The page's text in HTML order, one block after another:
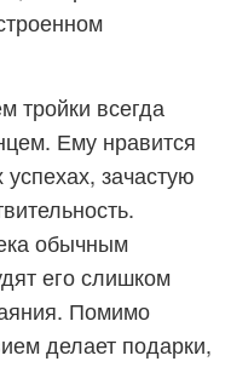
тройки всегда
Ему нравится
зачастую
обычным
его слишком
Помимо
делает подарки,